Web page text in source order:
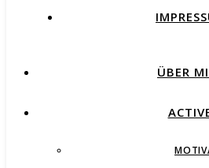
ÜBER